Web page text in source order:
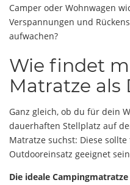
Camper oder Wohnwagen
Verspannungen und
aufwachen?
Wie findet
Matratze als
Ganz gleich, ob du für dein
dauerhaften Stellplatz auf
Matratze suchst: Diese
Outdooreinsatz geeignet
Die ideale